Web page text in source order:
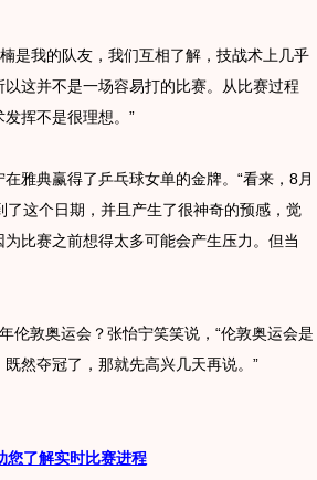
我的队友，我们互相了解，技战术上几乎
这并不是一场容易打的比赛。从比赛过程
挥不是很理想。”
典赢得了乒乓球女单的金牌。“看来，8月
这个日期，并且产生了很神奇的预感，觉
比赛之前想得太多可能会产生压力。但当
敦奥运会？张怡宁笑笑说，“伦敦奥运会是
然夺冠了，那就先高兴几天再说。”
您了解实时比赛进程